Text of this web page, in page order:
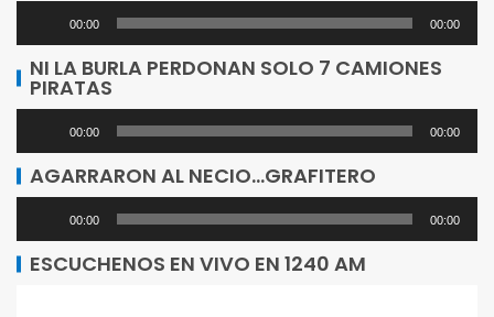
Reproductor
de
audio
00:00 00:00
NI LA BURLA PERDONAN SOLO 7 CAMIONES
PIRATAS
Reproductor
de
audio
00:00 00:00
AGARRARON AL NECIO…GRAFITERO
Reproductor
de
00:00 00:00
ESCUCHENOS EN VIVO EN 1240 AM